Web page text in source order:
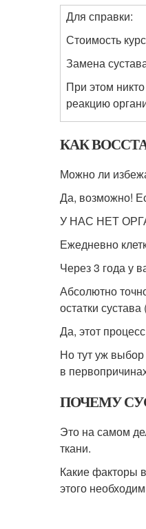
Для справки:
Стоимость
Замена
При этом
реакцию
КАК
Можно ли
Да, возможно!
У НАС НЕТ
Ежедневно
Через 3 года у
Абсолютно
остатки
Да, этот
Но тут уж выбор
в
ПОЧЕМУ
Это на самом
ткани.
Какие факторы
этого